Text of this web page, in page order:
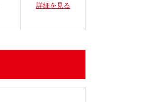
詳細を見る